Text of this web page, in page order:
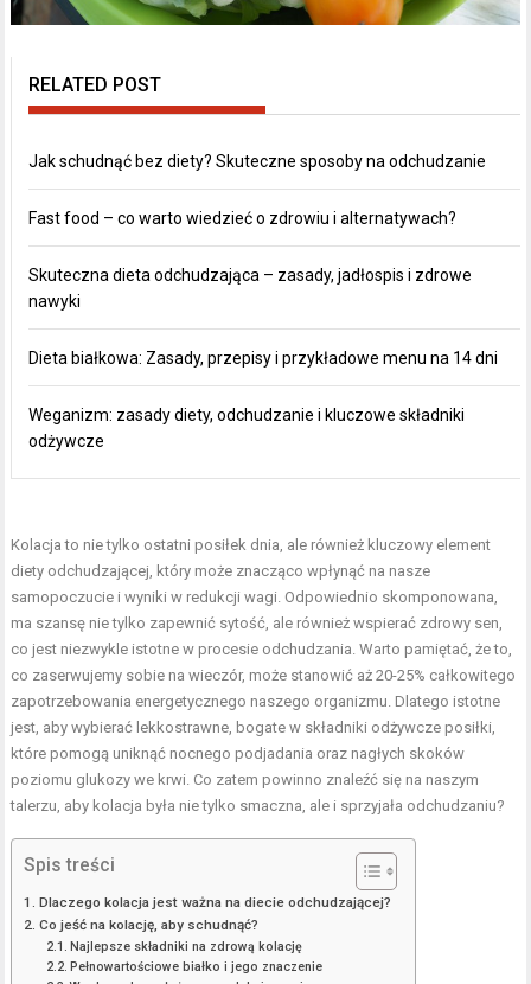
RELATED POST
Jak schudnąć bez diety? Skuteczne sposoby na odchudzanie
Fast food – co warto wiedzieć o zdrowiu i alternatywach?
Skuteczna dieta odchudzająca – zasady, jadłospis i zdrowe
nawyki
Dieta białkowa: Zasady, przepisy i przykładowe menu na 14 dni
Weganizm: zasady diety, odchudzanie i kluczowe składniki
odżywcze
Kolacja to nie tylko ostatni posiłek dnia, ale również kluczowy element
diety odchudzającej, który może znacząco wpłynąć na nasze
samopoczucie i wyniki w redukcji wagi. Odpowiednio skomponowana,
ma szansę nie tylko zapewnić sytość, ale również wspierać zdrowy sen,
co jest niezwykle istotne w procesie odchudzania. Warto pamiętać, że to,
co zaserwujemy sobie na wieczór, może stanowić aż 20-25% całkowitego
zapotrzebowania energetycznego naszego organizmu. Dlatego istotne
jest, aby wybierać lekkostrawne, bogate w składniki odżywcze posiłki,
które pomogą uniknąć nocnego podjadania oraz nagłych skoków
poziomu glukozy we krwi. Co zatem powinno znaleźć się na naszym
talerzu, aby kolacja była nie tylko smaczna, ale i sprzyjała odchudzaniu?
Spis treści
Dlaczego kolacja jest ważna na diecie odchudzającej?
Co jeść na kolację, aby schudnąć?
Najlepsze składniki na zdrową kolację
Pełnowartościowe białko i jego znaczenie